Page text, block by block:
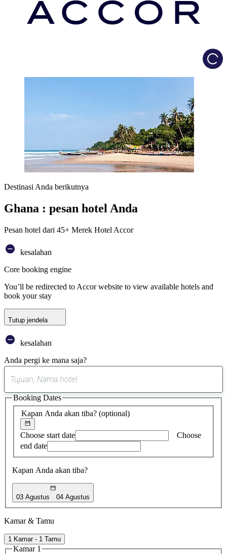
Destinasi Anda berikutnya
Ghana : pesan hotel Anda
Pesan hotel dari 45+ Merek Hotel Accor
kesalahan
Core booking engine
You’ll be redirected to Accor website to view available hotels and
book your stay
Tutup jendela
kesalahan
Anda pergi ke mana saja?
saran
ditemukan
Kapan Anda akan tiba? (optional)
Choose start date
Choose
end date
Kapan Anda akan tiba?
03 Agustus 04 Agustus
Booking Dates
Kamar & Tamu
1 Kamar - 1 Tamu
Kamar 1